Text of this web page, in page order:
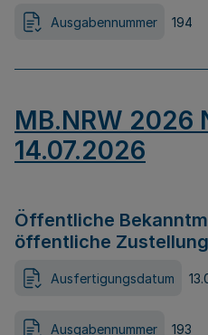
Ausgabennummer 194
MB.NRW 2026
14.07.2026
Öffentliche
öffentliche Zustellung
Ausfertigungsdatum
Ausgabennummer 193